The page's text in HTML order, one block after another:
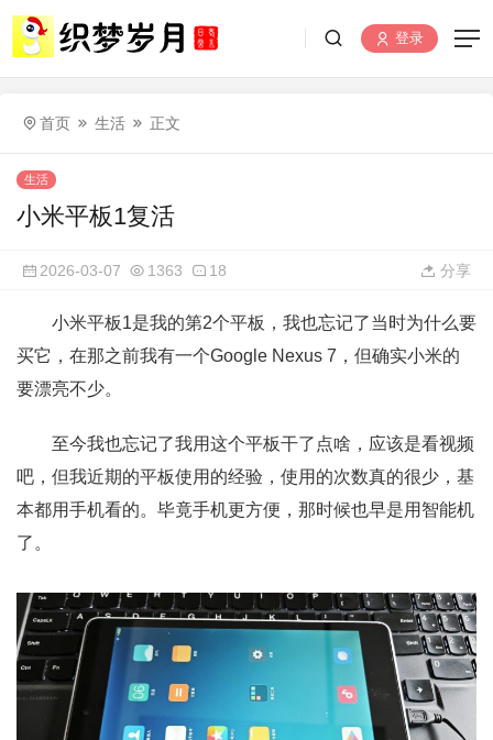
登录
首页 生活 正文
生活
小米平板1复活
2026-03-07 1363 18 分享
小米平板1是我的第2个平板，我也忘记了当时为什么要
买它，在那之前我有一个Google Nexus 7，但确实小米的
要漂亮不少。
至今我也忘记了我用这个平板干了点啥，应该是看视频
吧，但我近期的平板使用的经验，使用的次数真的很少，基
本都用手机看的。毕竟手机更方便，那时候也早是用智能机
了。